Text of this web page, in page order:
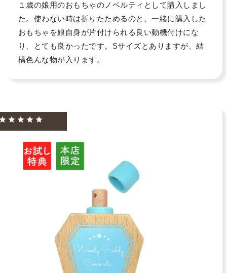
１歳の娘用のおもちゃのノベルティとして購入しまし
た。使わない時は折りたためるのと、一緒に購入した
おもちゃを娘自身が片付けられる良い動機付けにな
り、とても良かったです。Sサイズとありますが、結
構色んな物が入ります。